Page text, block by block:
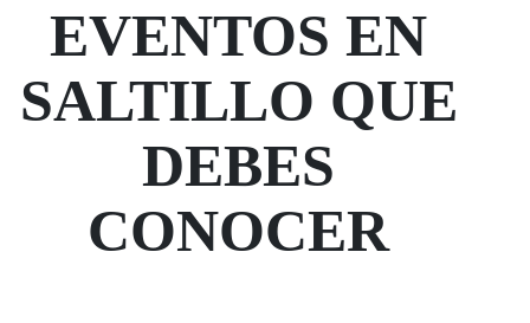
EVENTOS EN
SALTILLO QUE
DEBES
CONOCER